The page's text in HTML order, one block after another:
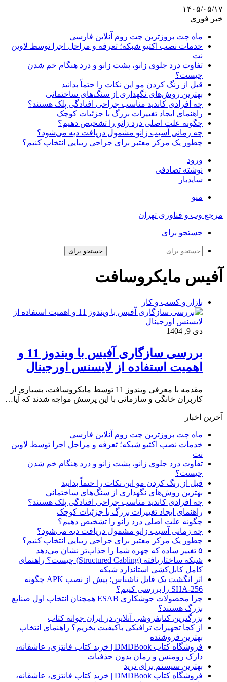
۱۴۰۵/۰۵/۱۷
خبر فوری
ماه چت بروزترین چت روم آنلاین فارسی
خدمات نصب اکتیو شبکه؛ تعرفه و مراحل اجرا توسط لاوین
نت
تفاوت درد جلوی زانو، پشت زانو و درد هنگام خم شدن
چیست؟
قبل از رنگ کردن مو این نکات را حتماً بدانید
بهترین روش‌های نگهداری از سنگ‌های ساختمانی
چه افرادی کاندید مناسب جراحی افتادگی پلک هستند؟
راهنمای ایجاد تغییرات بزرگ با جزئیات کوچک
چگونه علت اصلی درد زانو را تشخیص دهیم؟
چه زمانی آسیب زانو مشمول دریافت دیه می‌شود؟
چطور یک مرکز معتبر برای جراحی زیبایی انتخاب کنیم؟
ورود
نوشته تصادفی
سایدبار
منو
مرجع وب و فناوری تهران
جستجو برای
جستجو برای
آفیس مایکروسافت
بازار و کسب و کار
دی 9, 1404
بررسی سازگاری آفیس با ویندوز 11 و
اهمیت استفاده از لایسنس اورجینال
مقدمه با معرفی ویندوز 11 توسط مایکروسافت، بسیاری از
کاربران خانگی و سازمانی با این پرسش مواجه شدند که آیا…
آخرین اخبار
ماه چت بروزترین چت روم آنلاین فارسی
خدمات نصب اکتیو شبکه؛ تعرفه و مراحل اجرا توسط لاوین
نت
تفاوت درد جلوی زانو، پشت زانو و درد هنگام خم شدن
چیست؟
قبل از رنگ کردن مو این نکات را حتماً بدانید
بهترین روش‌های نگهداری از سنگ‌های ساختمانی
چه افرادی کاندید مناسب جراحی افتادگی پلک هستند؟
راهنمای ایجاد تغییرات بزرگ با جزئیات کوچک
چگونه علت اصلی درد زانو را تشخیص دهیم؟
چه زمانی آسیب زانو مشمول دریافت دیه می‌شود؟
چطور یک مرکز معتبر برای جراحی زیبایی انتخاب کنیم؟
۵ تغییر ساده که چهره شما را جذاب‌تر نشان می‌دهد
شبکه ساختاریافته (Structured Cabling) چیست؟ راهنمای
کامل کابل‌کشی استاندارد شبکه
اثر انگشت یک فایل ناشناس؛ پیش از نصب APK چگونه
SHA-256 را بررسی کنیم؟
چرا محصولات جوشکاری ESAB همچنان انتخاب اول صنایع
بزرگ هستند؟
بزرگترین کتابفروشی آنلاین در ایران جوانه کتاب
از کجا تجهیزات ترافیکی باکیفیت بخریم؟ راهنمای انتخاب
بهترین فروشنده
فروشگاه کتاب DMDBook | خرید کتاب فانتزی، عاشقانه،
دارک رومنس و رمان بدون حذفیات
بهترین سیستم برای ترید
فروشگاه کتاب DMDBook | خرید کتاب فانتزی، عاشقانه،